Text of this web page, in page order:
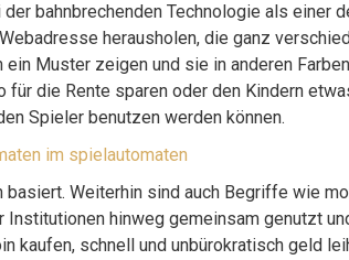
bahnbrechenden Technologie als einer
herausholen, die ganz
Muster zeigen und sie in anderen
die Rente sparen oder den Kindern
Spieler benutzen werden können.
im spielautomaten
Weiterhin sind auch Begriffe wie
hinweg gemeinsam genutzt
kaufen, schnell und unbürokratisch geld